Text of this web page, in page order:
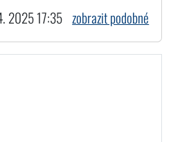
2025 17:35 zobrazit podobné